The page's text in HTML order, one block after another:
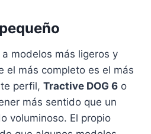
modelos más ligeros y
el más completo es el más
perfil, Tractive DOG 6 o
más sentido que un
voluminoso. El propio